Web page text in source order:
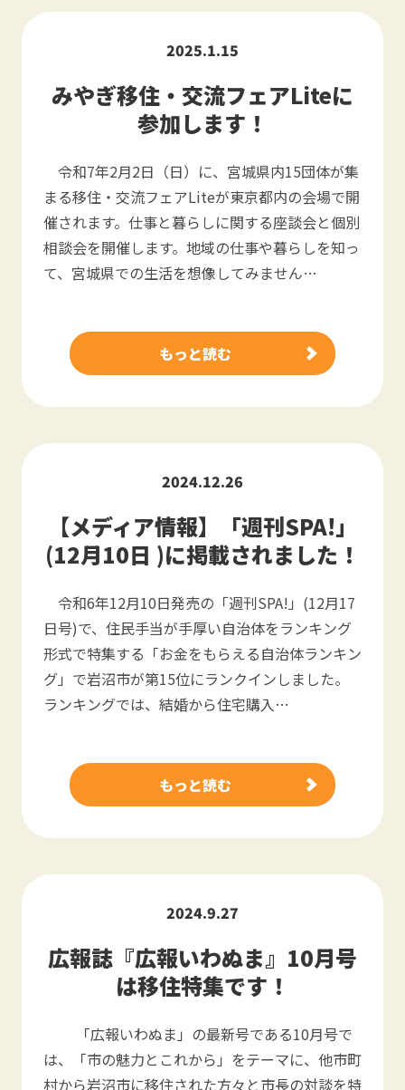
2025.1.15
みやぎ移住・交流フェアLiteに
参加します！
令和7年2月2日（日）に、宮城県内15団体が集
まる移住・交流フェアLiteが東京都内の会場で開
催されます。仕事と暮らしに関する座談会と個別
相談会を開催します。地域の仕事や暮らしを知っ
て、宮城県での生活を想像してみません…
もっと読む
2024.12.26
【メディア情報】「週刊SPA!」
(12月10日 )に掲載されました！
令和6年12月10日発売の「週刊SPA!」(12月17
日号)で、住民手当が手厚い自治体をランキング
形式で特集する「お金をもらえる自治体ランキン
グ」で岩沼市が第15位にランクインしました。
ランキングでは、結婚から住宅購入…
もっと読む
2024.9.27
広報誌『広報いわぬま』10月号
は移住特集です！
「広報いわぬま」の最新号である10月号で
は、「市の魅力とこれから」をテーマに、他市町
村から岩沼市に移住された方々と市長の対談を特